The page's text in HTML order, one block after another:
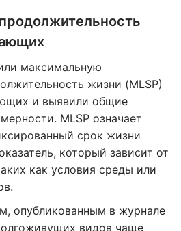
максимальную
жизни (MLSP)
и выявили общие
MLSP означает
срок жизни
который зависит от
как условия среды или
опубликованным в журнале
видов чаще